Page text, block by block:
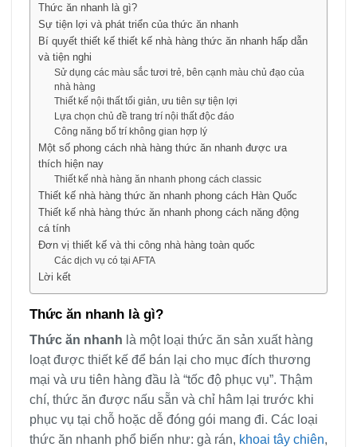
Thức ăn nhanh là gì?
Sự tiện lợi và phát triển của thức ăn nhanh
Bí quyết thiết kế thiết kế nhà hàng thức ăn nhanh hấp dẫn
và tiện nghi
Sử dụng các màu sắc tươi trẻ, bên cạnh màu chủ đạo của
nhà hàng
Thiết kế nội thất tối giản, ưu tiên sự tiện lợi
Lựa chọn chủ đề trang trí nội thất độc đáo
Công năng bố trí không gian hợp lý
Một số phong cách nhà hàng thức ăn nhanh được ưa
thích hiện nay
Thiết kế nhà hàng ăn nhanh phong cách classic
Thiết kế nhà hàng thức ăn nhanh phong cách Hàn Quốc
Thiết kế nhà hàng thức ăn nhanh phong cách năng động
cá tính
Đơn vị thiết kế và thi công nhà hàng toàn quốc
Các dịch vụ có tại AFTA
Lời kết
Thức ăn nhanh là gì?
Thức ăn nhanh là một loại thức ăn sản xuất hàng
loạt được thiết kế để bán lại cho mục đích thương
mại và ưu tiên hàng đầu là “tốc độ phục vụ”. Thậm
chí, thức ăn được nấu sẵn và chỉ hâm lại trước khi
phục vụ tại chỗ hoặc dễ đóng gói mang đi. Các loại
thức ăn nhanh phổ biến như: gà rán, khoai tây chiên,